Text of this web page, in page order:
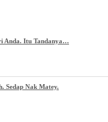
Anda. Itu Tandanya…
Sedap Nak Matey.